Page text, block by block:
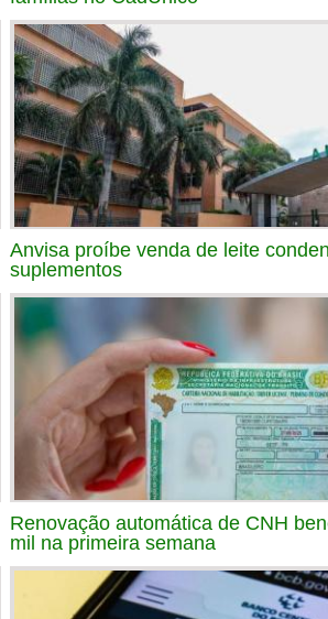
Anvisa proíbe venda de leite
suplementos
Renovação automática de CNH
mil na primeira semana